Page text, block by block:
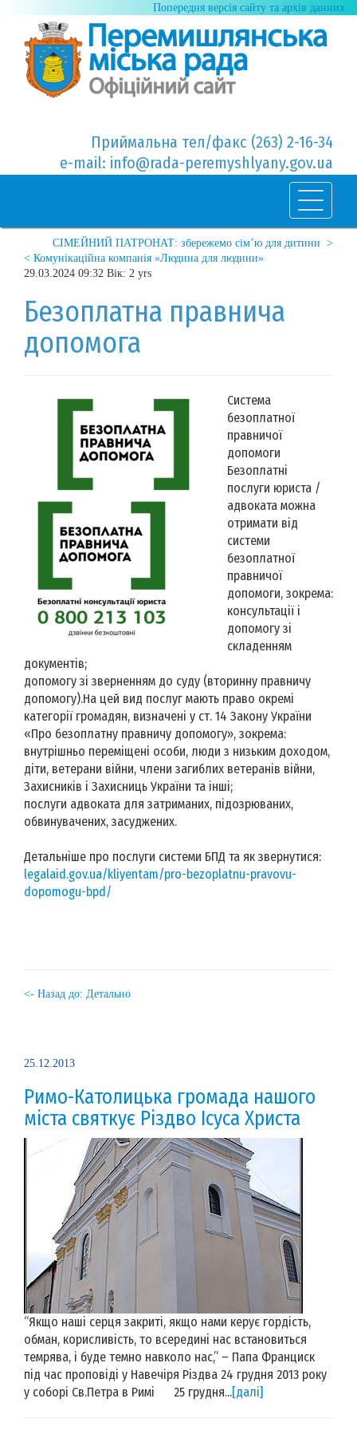
Попередня версія сайту та архів данних
Приймальна тел/факс (263) 2-16-34
e-mail: info@rada-peremyshlyany.gov.ua
СІМЕЙНИЙ ПАТРОНАТ: збережемо сім’ю для дитини >
< Комунікаційна компанія «Людина для людини»
29.03.2024 09:32 Вік: 2 yrs
Безоплатна правнича
допомога
Система
безоплатної
правничої
допомоги
Безоплатні
послуги юриста /
адвоката можна
отримати від
системи
безоплатної
правничої
допомоги, зокрема:
консультації і
допомогу зі
складенням
документів;
допомогу зі зверненням до суду (вторинну правничу
допомогу).На цей вид послуг мають право окремі
категорії громадян, визначені у ст. 14 Закону України
«Про безоплатну правничу допомогу», зокрема:
внутрішньо переміщені особи, люди з низьким доходом,
діти, ветерани війни, члени загиблих ветеранів війни,
Захисників і Захисниць України та інші;
послуги адвоката для затриманих, підозрюваних,
обвинувачених, засуджених.
Детальніше про послуги системи БПД та як звернутися:
legalaid.gov.ua/kliyentam/pro-bezoplatnu-pravovu-
dopomogu-bpd/
<- Назад до: Детально
25.12.2013
Римо-Католицька громада нашого
міста святкує Різдво Ісуса Христа
“Якщо наші серця закриті, якщо нами керує гордість,
обман, корисливість, то всередині нас встановиться
темрява, і буде темно навколо нас,” – Папа Франциск
під час проповіді у Навечіря Різдва 24 грудня 2013 року
у соборі Св.Петра в Римі 25 грудня...[далі]